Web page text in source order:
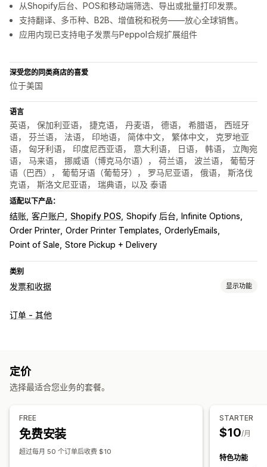
从Shopify后台、POS和移动端筛选、导出或批量打印发票。
支持翻译、多币种、B2B、增值税和税务——放心全球销售。
应用内现已支持电子发票与Peppol合规扩展组件
深受您的同类商店的喜爱
位于美国
语言
英语， 保加利亚语， 捷克语， 丹麦语， 德语， 希腊语， 西班牙
语， 芬兰语， 法语， 印地语， 简体中文， 繁体中文， 克罗地亚
语， 匈牙利语， 印度尼西亚语， 意大利语， 日语， 韩语， 立陶宛
语， 马来语， 挪威语（博克马尔语）， 荷兰语， 波兰语， 葡萄牙
语（巴西）， 葡萄牙语（葡萄牙）， 罗马尼亚语， 俄语， 斯洛伐
克语， 斯洛文尼亚语， 瑞典语，以及 泰语
适配以下产品：
结账 客户账户 Shopify POS Shopify 后台
Infinite Options
Order Printer Order Printer Templates OrderlyEmails
Point of Sale Store Pickup + Delivery
类别
发票和收据 显示功能
文件类型
自定义
颜色和字体
品牌营销 字段
文件管理
批量下载 文件命名
打印和导出
数据安全性
顺序编号
订单 - 其他
定价
选择最适合您业务的套餐。
FREE
免费安装
超过每月 50 个订单后收费 $10
STARTER
$10/月
特色功能